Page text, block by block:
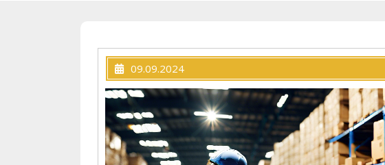
09.09.2024